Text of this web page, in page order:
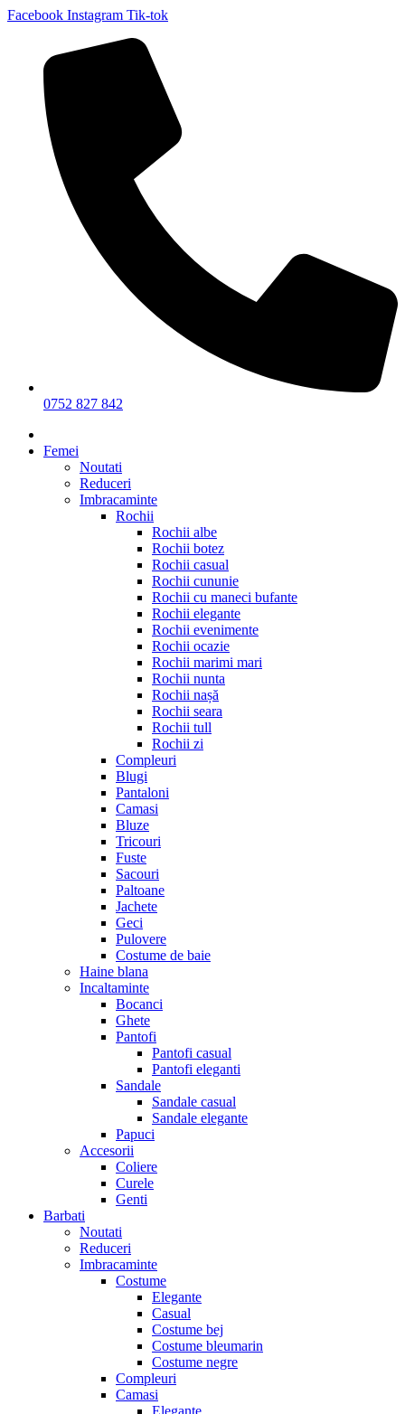
Facebook Instagram Tik-tok
0752 827 842
Femei
Noutati
Reduceri
Imbracaminte
Rochii
Rochii albe
Rochii botez
Rochii casual
Rochii cununie
Rochii cu maneci bufante
Rochii elegante
Rochii evenimente
Rochii ocazie
Rochii marimi mari
Rochii nunta
Rochii nașă
Rochii seara
Rochii tull
Rochii zi
Compleuri
Blugi
Pantaloni
Camasi
Bluze
Tricouri
Fuste
Sacouri
Paltoane
Jachete
Geci
Pulovere
Costume de baie
Haine blana
Incaltaminte
Bocanci
Ghete
Pantofi
Pantofi casual
Pantofi eleganti
Sandale
Sandale casual
Sandale elegante
Papuci
Accesorii
Coliere
Curele
Genti
Barbati
Noutati
Reduceri
Imbracaminte
Costume
Elegante
Casual
Costume bej
Costume bleumarin
Costume negre
Compleuri
Camasi
Elegante